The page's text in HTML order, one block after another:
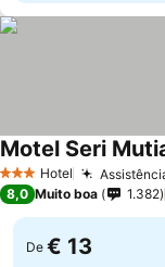
3 EstrelasHotel
Motel Seri
8,0 Muito boa 1.382
De € 13